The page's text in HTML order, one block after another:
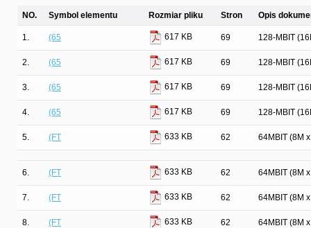
NO. Symbol elementu Rozmiar pliku Stron Opis
1. (65 617 KB 69 128-MBIT
2. (65 617 KB 69 128-MBIT
3. (65 617 KB 69 128-MBIT
4. (65 617 KB 69 128-MBIT
5. (FT 633 KB 62 64MBIT (8M
6. (FT 633 KB 62 64MBIT (8M
7. (FT 633 KB 62 64MBIT (8M
8. (FT 633 KB 62 64MBIT (8M